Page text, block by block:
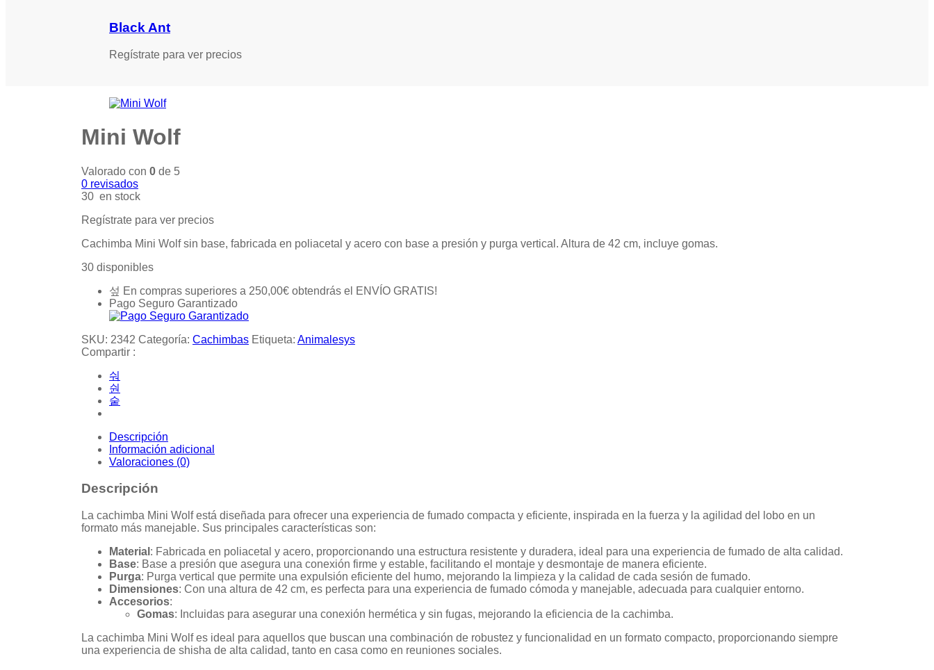
Black Ant
Regístrate para ver precios
Mini Wolf
Valorado con 0 de 5
0 revisados
30 en stock
Regístrate para ver precios
Cachimba Mini Wolf sin base, fabricada en poliacetal y acero con base a presión y purga vertical. Altura de 42 cm, incluye gomas.
30 disponibles
En compras superiores a 250,00€ obtendrás el ENVÍO GRATIS!
Pago Seguro Garantizado
SKU: 2342 Categoría: Cachimbas Etiqueta: Animalesys
Compartir :
Descripción
Información adicional
Valoraciones (0)
Descripción
La cachimba Mini Wolf está diseñada para ofrecer una experiencia de fumado compacta y eficiente, inspirada en la fuerza y la agilidad del lobo en un
formato más manejable. Sus principales características son:
Material : Fabricada en poliacetal y acero, proporcionando una estructura resistente y duradera, ideal para una experiencia de fumado de alta calidad.
Base: Base a presión que asegura una conexión firme y estable, facilitando el montaje y desmontaje de manera eficiente.
Purga: Purga vertical que permite una expulsión eficiente del humo, mejorando la limpieza y la calidad de cada sesión de fumado.
Dimensiones: Con una altura de 42 cm, es perfecta para una experiencia de fumado cómoda y manejable, adecuada para cualquier entorno.
Accesorios:
Gomas: Incluidas para asegurar una conexión hermética y sin fugas, mejorando la eficiencia de la cachimba.
La cachimba Mini Wolf es ideal para aquellos que buscan una combinación de robustez y funcionalidad en un formato compacto, proporcionando siempre
una experiencia de shisha de alta calidad, tanto en casa como en reuniones sociales.